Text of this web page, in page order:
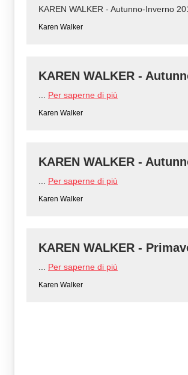
KAREN WALKER - Autunno-Inverno
Karen Walker
KAREN WALKER -
Per saperne di più
Karen Walker
KAREN WALKER -
Per saperne di più
Karen Walker
KAREN WALKER -
Per saperne di più
Karen Walker